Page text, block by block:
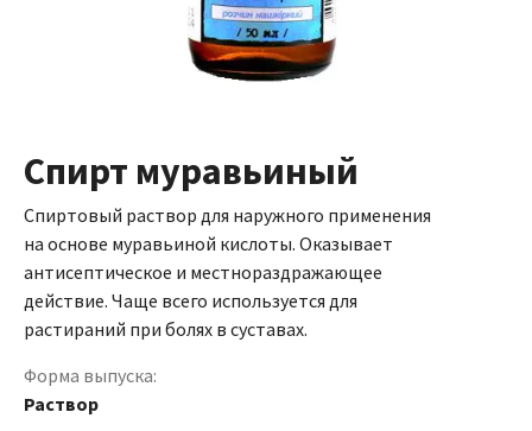
Спирт муравьиный
Спиртовый раствор для наружного применения
на основе муравьиной кислоты. Оказывает
антисептическое и местнораздражающее
действие. Чаще всего используется для
растираний при болях в суставах.
Форма выпуска:
Раствор